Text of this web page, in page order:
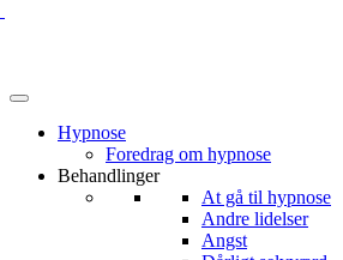
Hypnose
Foredrag om hypnose
Behandlinger
At gå til hypnose
Andre lidelser
Angst